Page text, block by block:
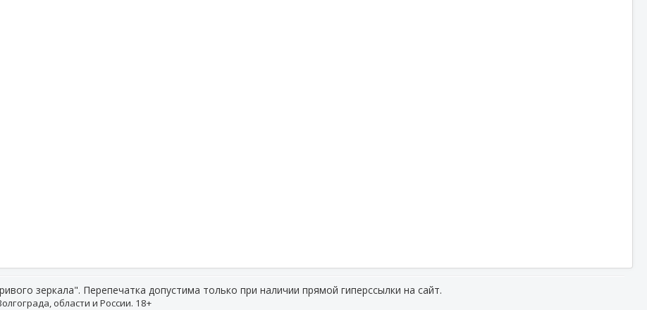
зеркала". Перепечатка допустима только при наличии прямой гиперссылки на сайт.
области и России. 18+